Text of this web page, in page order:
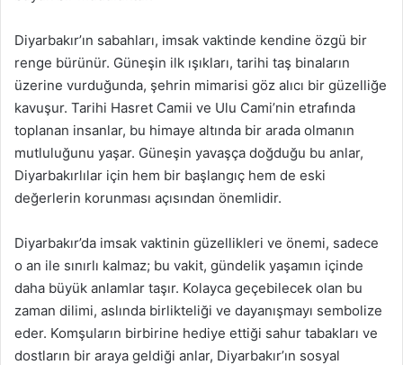
Diyarbakır’ın sabahları, imsak vaktinde kendine özgü bir
renge bürünür. Güneşin ilk ışıkları, tarihi taş binaların
üzerine vurduğunda, şehrin mimarisi göz alıcı bir güzelliğe
kavuşur. Tarihi Hasret Camii ve Ulu Cami’nin etrafında
toplanan insanlar, bu himaye altında bir arada olmanın
mutluluğunu yaşar. Güneşin yavaşça doğduğu bu anlar,
Diyarbakırlılar için hem bir başlangıç hem de eski
değerlerin korunması açısından önemlidir.
Diyarbakır’da imsak vaktinin güzellikleri ve önemi, sadece
o an ile sınırlı kalmaz; bu vakit, gündelik yaşamın içinde
daha büyük anlamlar taşır. Kolayca geçebilecek olan bu
zaman dilimi, aslında birlikteliği ve dayanışmayı sembolize
eder. Komşuların birbirine hediye ettiği sahur tabakları ve
dostların bir araya geldiği anlar, Diyarbakır’ın sosyal